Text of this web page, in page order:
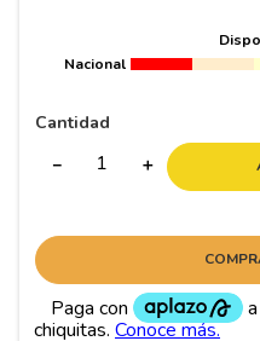
Nacional
Cantidad
＋
－